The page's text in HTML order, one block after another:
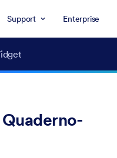
Support Enterprise